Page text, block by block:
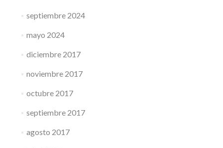
septiembre 2024
mayo 2024
diciembre 2017
noviembre 2017
octubre 2017
septiembre 2017
agosto 2017